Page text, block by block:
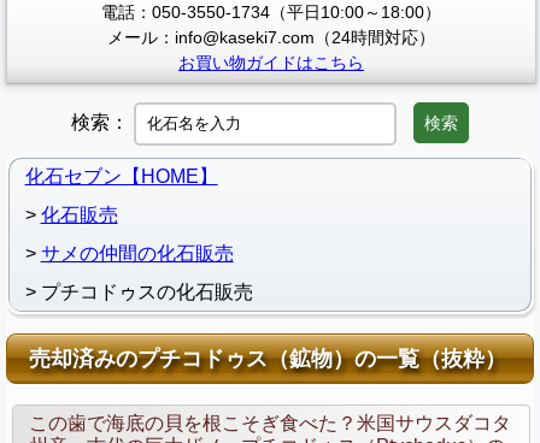
電話：050-3550-1734（平日10:00～18:00）
メール：info@kaseki7.com（24時間対応）
お買い物ガイドはこちら
検索： 検索
化石セブン【HOME】
化石販売
サメの仲間の化石販売
プチコドゥスの化石販売
売却済みのプチコドゥス（鉱物）の一覧（抜粋）
この歯で海底の貝を根こそぎ食べた？米国サウスダコタ